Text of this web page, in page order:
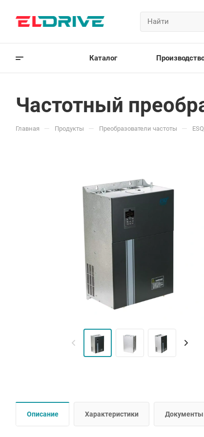
Каталог
Частотный
Главная — Продукты — Преобразователи частоты — ESQ
Описание Характеристики Документы